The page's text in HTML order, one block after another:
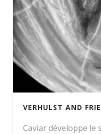
VERHULST AND
Caviar développe le